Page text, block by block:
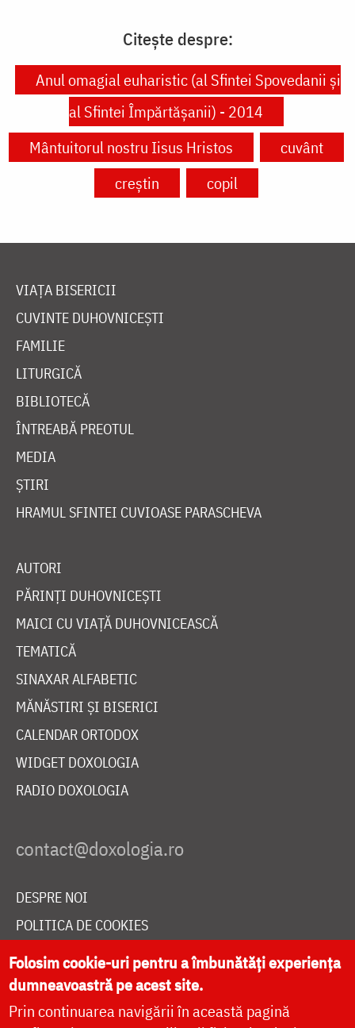
Citește despre:
Anul omagial euharistic (al Sfintei Spovedanii şi
al Sfintei Împărtăşanii) - 2014
Mântuitorul nostru Iisus Hristos
cuvânt
creștin
copil
VIAȚA BISERICII
CUVINTE DUHOVNICEȘTI
FAMILIE
LITURGICĂ
BIBLIOTECĂ
ÎNTREABĂ PREOTUL
MEDIA
ȘTIRI
HRAMUL SFINTEI CUVIOASE PARASCHEVA
AUTORI
PĂRINȚI DUHOVNICEȘTI
MAICI CU VIAȚĂ DUHOVNICEASCĂ
TEMATICĂ
SINAXAR ALFABETIC
MĂNĂSTIRI ȘI BISERICI
CALENDAR ORTODOX
WIDGET DOXOLOGIA
RADIO DOXOLOGIA
DESPRE NOI
POLITICA DE COOKIES
DONEAZĂ ONLINE PENTRU CATEDRALA NAȚIONALĂ
LIVE
Folosim cookie-uri pentru a îmbunătăți experiența
dumneavoastră pe acest site.
Prin continuarea navigării în această pagină